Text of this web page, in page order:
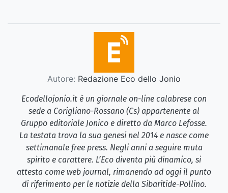
Autore: Redazione Eco dello Jonio
Ecodellojonio.it è un giornale on-line calabrese con
sede a Corigliano-Rossano (Cs) appartenente al
Gruppo editoriale Jonico e diretto da Marco Lefosse.
La testata trova la sua genesi nel 2014 e nasce come
settimanale free press. Negli anni a seguire muta
spirito e carattere. L’Eco diventa più dinamico, si
attesta come web journal, rimanendo ad oggi il punto
di riferimento per le notizie della Sibaritide-Pollino.